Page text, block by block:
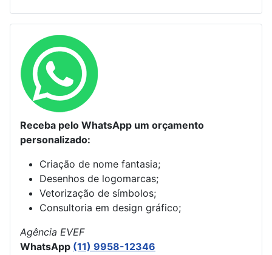
Receba pelo WhatsApp um orçamento
personalizado:
Criação de nome fantasia;
Desenhos de logomarcas;
Vetorização de símbolos;
Consultoria em design gráfico;
Agência EVEF
WhatsApp (11) 9958-12346